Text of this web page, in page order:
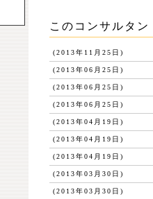
このコンサルタ
(2013年11月25日)
(2013年06月25日)
(2013年06月25日)
(2013年06月25日)
(2013年04月19日)
(2013年04月19日)
(2013年04月19日)
(2013年03月30日)
(2013年03月30日)